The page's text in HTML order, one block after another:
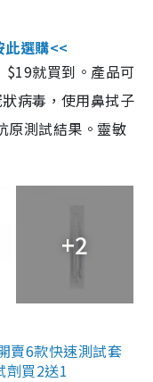
此選購<<
$19就買到。產品可
病毒，使用鼻拭子
原測試結果。靈敏
+2
賣6款快速測試套
劑買2送1